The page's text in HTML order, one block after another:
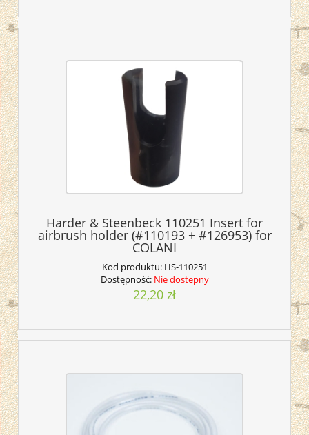
Harder & Steenbeck 110251 Insert for
airbrush holder (#110193 + #126953) for
COLANI
Kod produktu: HS-110251
Dostępność: Nie dostepny
22,20 zł